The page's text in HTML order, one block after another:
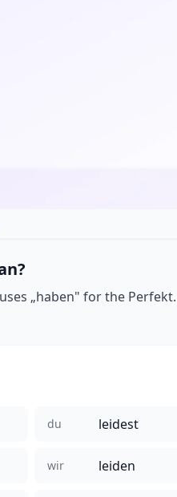
„haben" for the
du leidest
wir leiden